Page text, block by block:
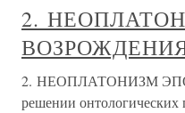
2.
2. НЕОПЛАТОНИЗМ
решении